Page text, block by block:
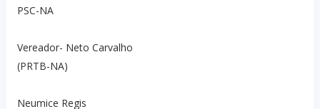
PSC-NA
Vereador- Neto Carvalho
(PRTB-NA)
Neumice Regis